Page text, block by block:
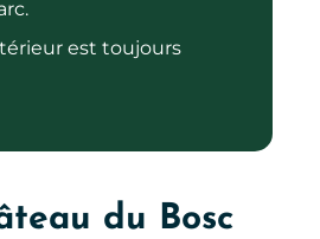
est toujours
du Bosc